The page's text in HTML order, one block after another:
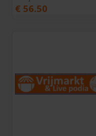
€ 56.50